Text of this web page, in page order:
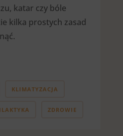
katar czy bóle
kilka prostych zasad
KLIMATYZACJA
ZDROWIE